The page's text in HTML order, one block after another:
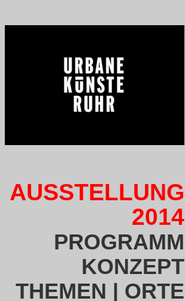
AUSSTELLUNG
2014
PROGRAMM
KONZEPT
THEMEN | ORTE